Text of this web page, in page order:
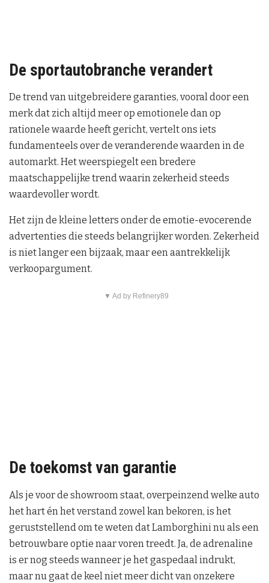
De sportautobranche verandert
De trend van uitgebreidere garanties, vooral door een
merk dat zich altijd meer op emotionele dan op
rationele waarde heeft gericht, vertelt ons iets
fundamenteels over de veranderende waarden in de
automarkt. Het weerspiegelt een bredere
maatschappelijke trend waarin zekerheid steeds
waardevoller wordt.
Het zijn de kleine letters onder de emotie-evocerende
advertenties die steeds belangrijker worden. Zekerheid
is niet langer een bijzaak, maar een aantrekkelijk
verkoopargument.
▼ Ad by Refinery89
De toekomst van garantie
Als je voor de showroom staat, overpeinzend welke auto
het hart én het verstand zowel kan bekoren, is het
geruststellend om te weten dat Lamborghini nu als een
betrouwbare optie naar voren treedt. Ja, de adrenaline
is er nog steeds wanneer je het gaspedaal indrukt,
maar nu gaat de keel niet meer dicht van onzekere